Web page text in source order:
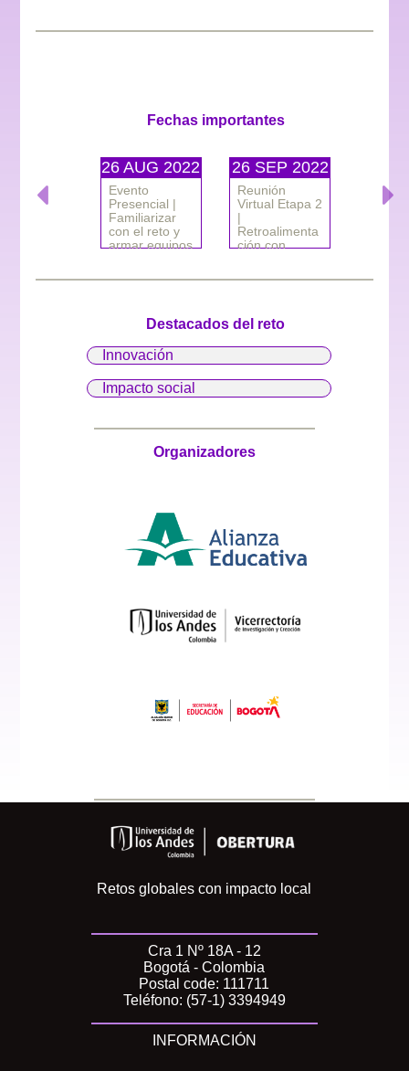
Fechas importantes
26 AUG 2022
Presencial |
Familiarizar
con el reto y
armar equipos
26 SEP 2022
Virtual Etapa 2
Retroalimenta
ción con
21 OCT 2022
presencial
Ideación |
Taller de
30 AUG 2022
Herramientas
Observación
Previous
Destacados del reto
Innovación
Impacto social
Organizadores
Retos globales con impacto local
Cra 1 Nº 18A - 12
Bogotá - Colombia
Postal code: 111711
Teléfono: (57-1) 3394949
INFORMACIÓN